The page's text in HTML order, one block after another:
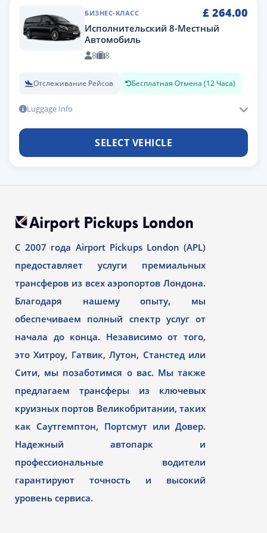
БИЗНЕС-КЛАСС £ 264.00
Исполнительский 8-Местный
Автомобиль
8 8
Отслеживание Рейсов Бесплатная Отмена (12 Часа)
Luggage Info
SELECT VEHICLE
С 2007 года Airport Pickups London (APL)
предоставляет услуги премиальных
трансферов из всех аэропортов Лондона.
Благодаря нашему опыту, мы
обеспечиваем полный спектр услуг от
начала до конца. Независимо от того,
это Хитроу, Гатвик, Лутон, Станстед или
Сити, мы позаботимся о вас. Мы также
предлагаем трансферы из ключевых
круизных портов Великобритании, таких
как Саутгемптон, Портсмут или Довер.
Надежный автопарк и
профессиональные водители
гарантируют точность и высокий
уровень сервиса.